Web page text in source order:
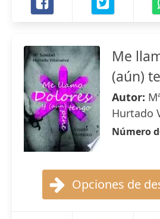
Me
(aún)
Autor:
Hurtado
Número
Opciones de